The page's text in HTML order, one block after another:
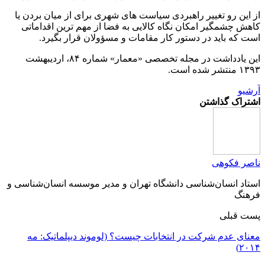
از این رو تغییر راهبردی سیاست های شهری برای از میان بردن یا
کاهش چشمگیر امکان نگاه کالایی به فضا از مهم ترین اقداماتی
است که باید در دستور کار مقامات و مسؤولان قرار بگیرد.
این یادداشت در مجله تخصصی «معمار» شماره ۸۴، اردیبهشت
۱۳۹۳ منتشر شده است.
آرشیو
اشتراک گذاشتن
ناصر فکوهی
استاد انسان‌شناسی دانشگاه تهران و مدیر موسسه انسان‌شناسی و
فرهنگ
پست قبلی
معنای عدم شرکت در انتخابات چیست؟ (لوموند دیپلماتیک: مه
۲۰۱۴)